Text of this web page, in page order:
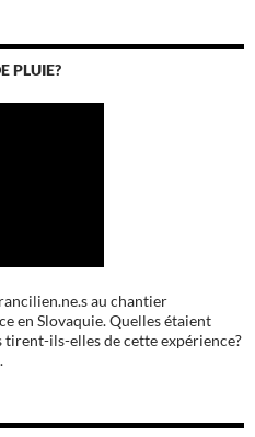
PLUIE?
au chantier
en Slovaquie. Quelles étaient
ils-elles de cette expérience?